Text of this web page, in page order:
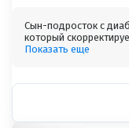
Сын-подросток с
который
Показать еще